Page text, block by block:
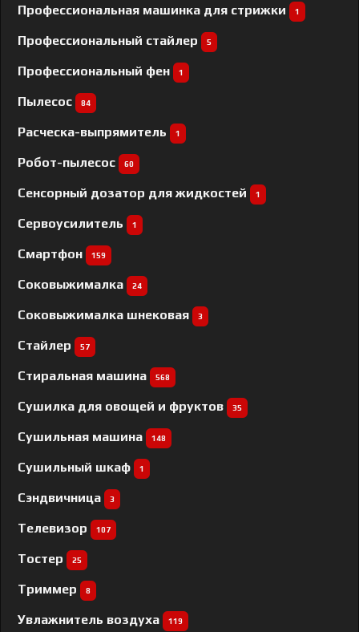
Профессиональная машинка для стрижки 1
Профессиональный cтайлер 5
Профессиональный фен 1
Пылесос 84
Расческа-выпрямитель 1
Робот-пылесос 60
Сенсорный дозатор для жидкостей 1
Сервоусилитель 1
Смартфон 159
Соковыжималка 24
Соковыжималка шнековая 3
Стайлер 57
Стиральная машина 568
Сушилка для овощей и фруктов 35
Сушильная машина 148
Сушильный шкаф 1
Сэндвичница 3
Телевизор 107
Тостер 25
Триммер 8
Увлажнитель воздуха 119